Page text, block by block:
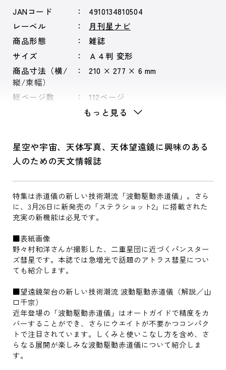
JANコード
4910134810504
レーベル
月刊星ナビ
商品形態
雑誌
サイズ
Ａ４判 変形
商品寸法（横/
縦/束幅）
210 × 277 × 6 mm
総ページ数 112ページ
もっと見る
星空や宇宙、天体写真、天体望遠鏡に興味のある
人のための天文情報誌
特集は赤道儀の新しい技術潮流「波動駆動赤道儀」。さら
に、3月26日に新発売の「ステラショット2」に搭載された
充実の新機能は必見です。
■表紙画像
野々村和洋さんが撮影した、二重星団に近づくパンスター
ズ彗星です。本誌では急増光で話題のアトラス彗星につい
ても紹介します。
■望遠鏡架台の新しい技術潮流 波動駆動赤道儀（解説／山
口千宗）
近年登場の「波動駆動赤道儀」はオートガイドで精度をカ
バーすることができ、さらにウエイトが不要かつコンパク
トで注目されています。しくみと使いこなし方を含め、さ
らなる展開が楽しみな波動駆動赤道儀について紹介しま
す。